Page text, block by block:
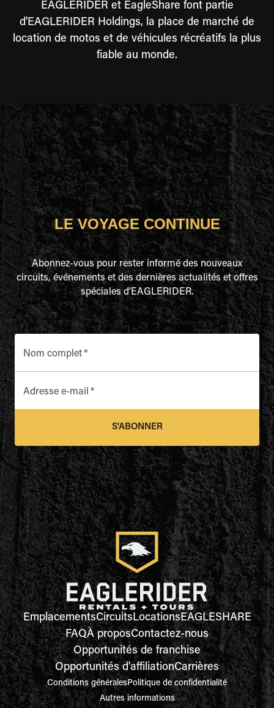
EAGLERIDER et EagleShare font partie
d'EAGLERIDER Holdings, la place de marché de
location de motos et de véhicules récréatifs la plus
fiable au monde.
LE VOYAGE CONTINUE
Abonnez-vous pour rester informé des nouveaux
circuits, événements et des dernières actualités et offres
spéciales d'EAGLERIDER.
Nom complet*
Adresse e-mail *
S'ABONNER
EmplacementsCircuitsLocationsEAGLESHARE
FAQÀ proposContactez-nous
Opportunités de franchise
Opportunités d'affiliationCarrières
Conditions généralesPolitique de confidentialité
Autres informations